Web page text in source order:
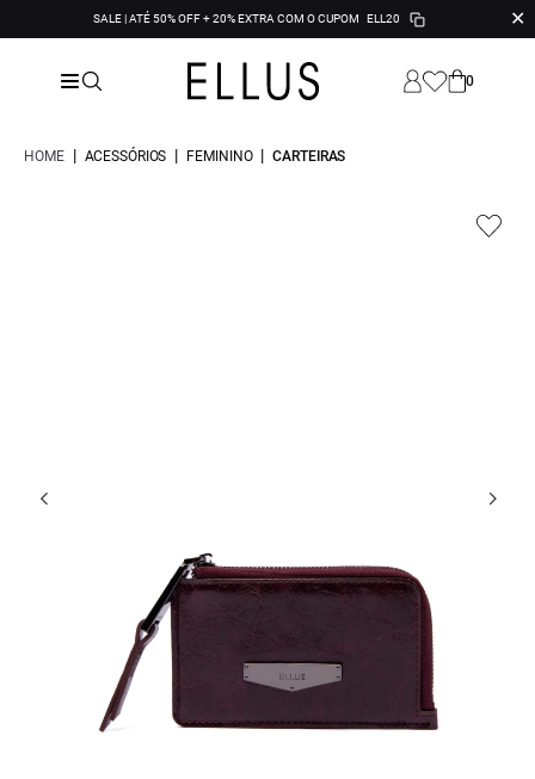
SALE | ATÉ 50% OFF + 20% EXTRA COM O CUPOM ELL20 ✕
0
HOME | ACESSÓRIOS | FEMININO | CARTEIRAS